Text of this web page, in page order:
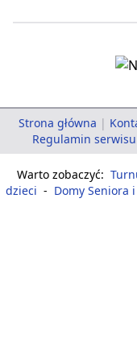
Strona główna |
Regulamin serwisu
Warto zobaczyć:
dzieci - Domy Seniora